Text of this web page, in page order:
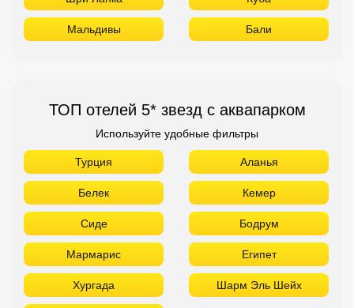
Мальдивы Бали
ТОП отелей 5* звезд с аквапарком
Используйте удобные фильтры
Турция Аланья
Белек Кемер
Сиде Бодрум
Мармарис Египет
Хургада Шарм Эль Шейх